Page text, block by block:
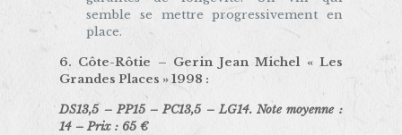
semble se mettre progressivement en
place.
6. Côte-Rôtie – Gerin Jean Michel « Les
Grandes Places » 1998 :
DS13,5 – PP15 – PC13,5 – LG14. Note moyenne :
14 – Prix : 65 €